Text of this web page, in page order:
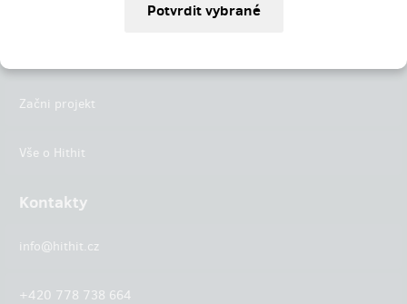
Začni projekt
Vše o Hithit
Kontakty
info@hithit.cz
+420 778 738 664